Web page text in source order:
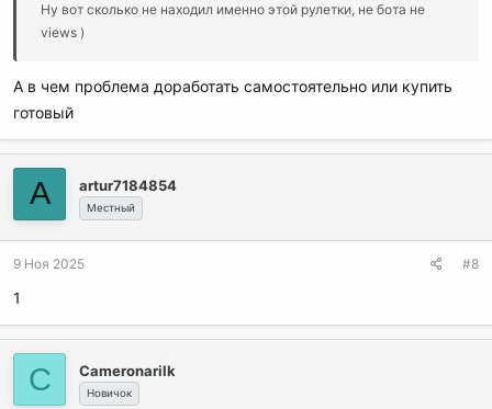
Ну вот сколько не находил именно этой рулетки, не бота не
views )
А в чем проблема доработать самостоятельно или купить
готовый
A artur7184854
Местный
9 Ноя 2025 #8
1
C Cameronarilk
Новичок